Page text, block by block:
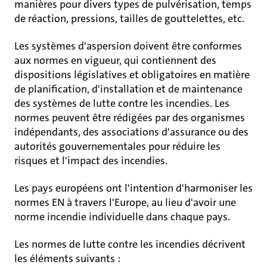
manières pour divers types de pulvérisation, temps
de réaction, pressions, tailles de gouttelettes, etc.
Les systèmes d'aspersion doivent être conformes
aux normes en vigueur, qui contiennent des
dispositions législatives et obligatoires en matière
de planification, d'installation et de maintenance
des systèmes de lutte contre les incendies. Les
normes peuvent être rédigées par des organismes
indépendants, des associations d'assurance ou des
autorités gouvernementales pour réduire les
risques et l'impact des incendies.
Les pays européens ont l'intention d'harmoniser les
normes EN à travers l'Europe, au lieu d'avoir une
norme incendie individuelle dans chaque pays.
Les normes de lutte contre les incendies décrivent
les éléments suivants :